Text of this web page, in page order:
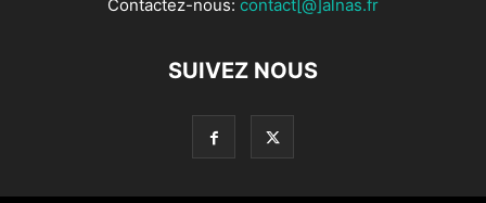
Contactez-nous: contact[@]alnas.fr
SUIVEZ NOUS